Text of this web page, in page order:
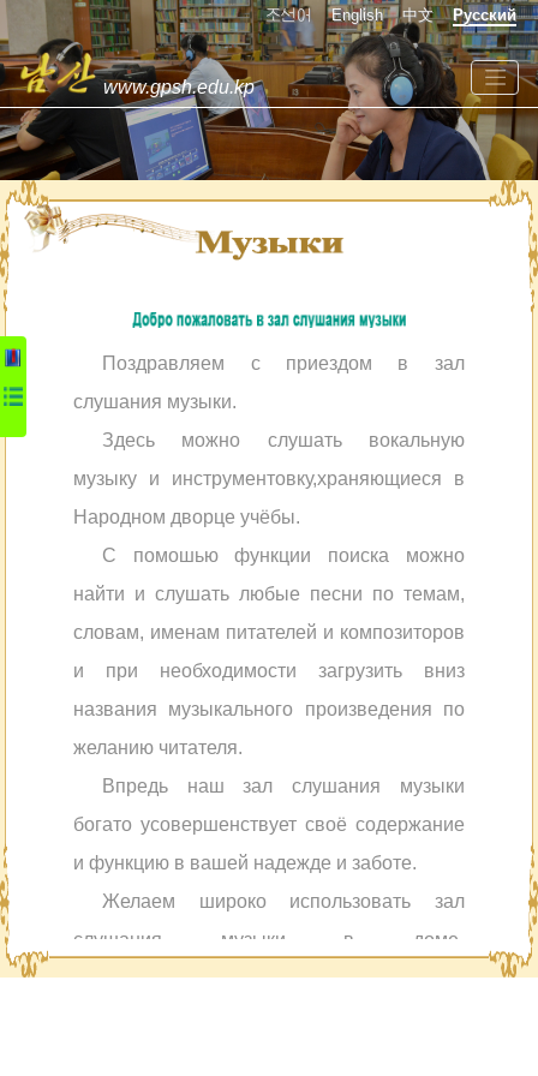
조선어 English 中文 Русский
www.gpsh.edu.kp